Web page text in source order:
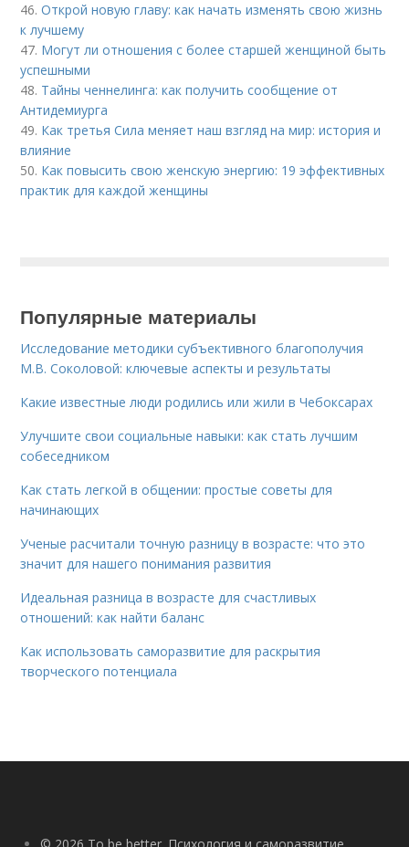
46.Открой новую главу: как начать изменять свою жизнь
к лучшему
47. Могут ли отношения с более старшей женщиной быть
успешными
48. Тайны ченнелинга: как получить сообщение от
Антидемиурга
49. Как третья Сила меняет наш взгляд на мир: история и
влияние
50. Как повысить свою женскую энергию: 19 эффективных
практик для каждой женщины
Популярные материалы
Исследование методики субъективного благополучия
М.В. Соколовой: ключевые аспекты и результаты
Какие известные люди родились или жили в Чебоксарах
Улучшите свои социальные навыки: как стать лучшим
собеседником
Как стать легкой в общении: простые советы для
начинающих
Ученые расчитали точную разницу в возрасте: что это
значит для нашего понимания развития
Идеальная разница в возрасте для счастливых
отношений: как найти баланс
Как использовать саморазвитие для раскрытия
творческого потенциала